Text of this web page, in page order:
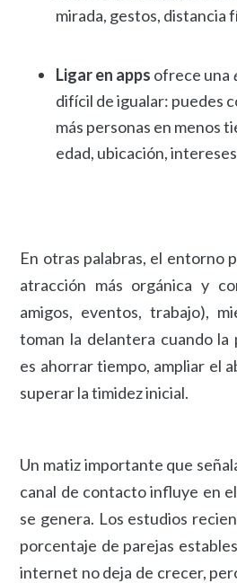
mirada, gestos, distancia
Ligar en apps ofrece una
difícil de igualar: puedes
más personas en menos
edad, ubicación,
En otras palabras, el entorno
atracción más orgánica y
amigos, eventos, trabajo),
toman la delantera cuando la
es ahorrar tiempo, ampliar el
superar la timidez inicial.
Un matiz importante que
canal de contacto influye en el
se genera. Los estudios
porcentaje de parejas
internet no deja de crecer,